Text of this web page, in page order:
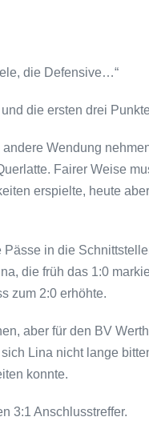
die Defensive…“
die ersten drei
Wendung
Fairer Weise
erspielte, heute
in die
die früh das 1:0
zum 2:0 erhöhte.
aber für den BV
Lina nicht lange
konnte.
3:1 Anschlusstreffer.